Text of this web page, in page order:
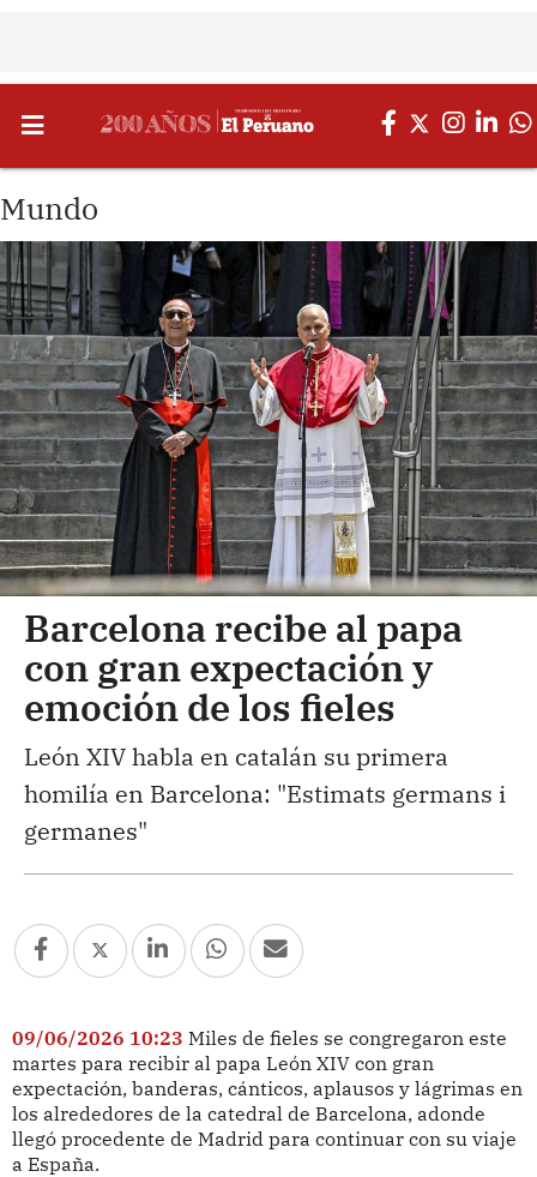
Mundo
Barcelona recibe al papa
con gran expectación y
emoción de los fieles
León XIV habla en catalán su primera
homilía en Barcelona: "Estimats germans i
germanes"
09/06/2026 10:23 Miles de fieles se congregaron este
martes para recibir al papa León XIV con gran
expectación, banderas, cánticos, aplausos y lágrimas en
los alrededores de la catedral de Barcelona, adonde
llegó procedente de Madrid para continuar con su viaje
a España.